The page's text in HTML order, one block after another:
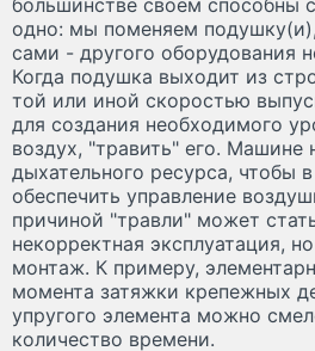
большинстве своем способны
одно: мы поменяем
сами - другого оборудования
Когда подушка выходит из
той или иной скоростью
для создания необходимого
воздух, "травить" его. Машине
дыхательного ресурса, чтобы
обеспечить управление
причиной "травли" может
некорректная эксплуатация,
монтаж. К примеру,
момента затяжки крепежных
упругого элемента можно
количество времени.